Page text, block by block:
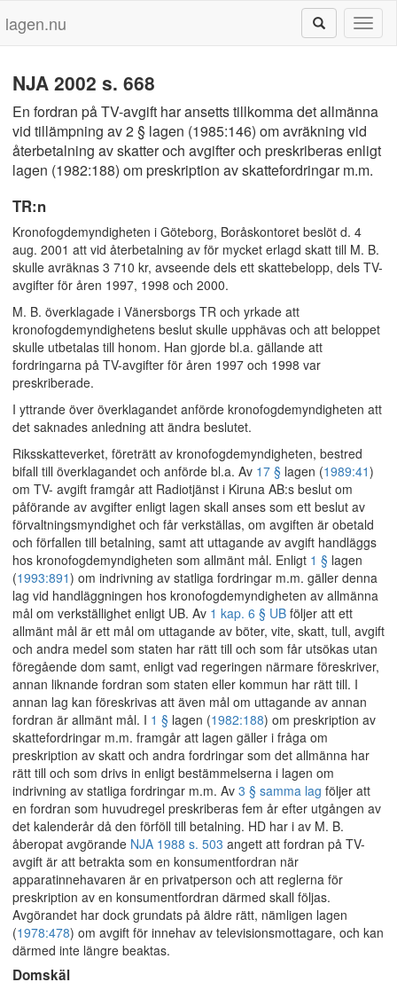
lagen.nu
NJA 2002 s. 668
En fordran på TV-avgift har ansetts tillkomma det allmänna
vid tillämpning av 2 § lagen (1985:146) om avräkning vid
återbetalning av skatter och avgifter och preskriberas enligt
lagen (1982:188) om preskription av skattefordringar m.m.
TR:n
Kronofogdemyndigheten i Göteborg, Boråskontoret beslöt d. 4
aug. 2001 att vid återbetalning av för mycket erlagd skatt till M. B.
skulle avräknas 3 710 kr, avseende dels ett skattebelopp, dels TV-
avgifter för åren 1997, 1998 och 2000.
M. B. överklagade i Vänersborgs TR och yrkade att
kronofogdemyndighetens beslut skulle upphävas och att beloppet
skulle utbetalas till honom. Han gjorde bl.a. gällande att
fordringarna på TV-avgifter för åren 1997 och 1998 var
preskriberade.
I yttrande över överklagandet anförde kronofogdemyndigheten att
det saknades anledning att ändra beslutet.
Riksskatteverket, företrätt av kronofogdemyndigheten, bestred
bifall till överklagandet och anförde bl.a. Av 17 § lagen (1989:41)
om TV- avgift framgår att Radiotjänst i Kiruna AB:s beslut om
påförande av avgifter enligt lagen skall anses som ett beslut av
förvaltningsmyndighet och får verkställas, om avgiften är obetald
och förfallen till betalning, samt att uttagande av avgift handläggs
hos kronofogdemyndigheten som allmänt mål. Enligt 1 § lagen
(1993:891) om indrivning av statliga fordringar m.m. gäller denna
lag vid handläggningen hos kronofogdemyndigheten av allmänna
mål om verkställighet enligt UB. Av 1 kap. 6 § UB följer att ett
allmänt mål är ett mål om uttagande av böter, vite, skatt, tull, avgift
och andra medel som staten har rätt till och som får utsökas utan
föregående dom samt, enligt vad regeringen närmare föreskriver,
annan liknande fordran som staten eller kommun har rätt till. I
annan lag kan föreskrivas att även mål om uttagande av annan
fordran är allmänt mål. I 1 § lagen (1982:188) om preskription av
skattefordringar m.m. framgår att lagen gäller i fråga om
preskription av skatt och andra fordringar som det allmänna har
rätt till och som drivs in enligt bestämmelserna i lagen om
indrivning av statliga fordringar m.m. Av 3 § samma lag följer att
en fordran som huvudregel preskriberas fem år efter utgången av
det kalenderår då den förföll till betalning. HD har i av M. B.
åberopat avgörande NJA 1988 s. 503 angett att fordran på TV-
avgift är att betrakta som en konsumentfordran när
apparatinnehavaren är en privatperson och att reglerna för
preskription av en konsumentfordran därmed skall följas.
Avgörandet har dock grundats på äldre rätt, nämligen lagen
(1978:478) om avgift för innehav av televisionsmottagare, och kan
därmed inte längre beaktas.
Domskäl